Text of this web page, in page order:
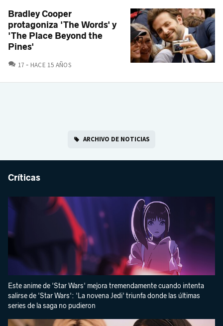
Bradley Cooper
protagoniza 'The Words' y
'The Place Beyond the
Pines'
17 COMENTARIOS
HACE 15 AÑOS
ARCHIVO DE NOTICIAS
Críticas
Este anime de 'Star Wars' mejora tremendamente cuando intenta
salirse de 'Star Wars': 'La novena Jedi' triunfa donde las últimas
series de la saga no pudieron